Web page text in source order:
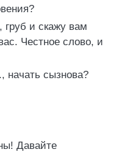
груб и скажу вам
Честное слово, и
сызнова?
Давайте